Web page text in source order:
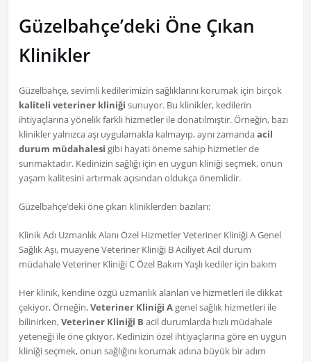
Güzelbahçe’deki Öne Çıkan
Klinikler
Güzelbahçe, sevimli kedilerimizin sağlıklarını korumak için birçok
kaliteli veteriner kliniği sunuyor. Bu klinikler, kedilerin
ihtiyaçlarına yönelik farklı hizmetler ile donatılmıştır. Örneğin, bazı
klinikler yalnızca aşı uygulamakla kalmayıp, aynı zamandaacil
durum müdahalesi gibi hayati öneme sahip hizmetler de
sunmaktadır. Kedinizin sağlığı için en uygun kliniği seçmek, onun
yaşam kalitesini artırmak açısından oldukça önemlidir.
Güzelbahçe’deki öne çıkan kliniklerden bazıları:
Klinik Adı Uzmanlık Alanı Özel Hizmetler Veteriner Kliniği A Genel
Sağlık Aşı, muayene Veteriner Kliniği B Aciliyet Acil durum
müdahale Veteriner Kliniği C Özel Bakım Yaşlı kediler için bakım
Her klinik, kendine özgü uzmanlık alanları ve hizmetleri ile dikkat
çekiyor. Örneğin,Veteriner Kliniği Agenel sağlık hizmetleri ile
bilinirken,Veteriner Kliniği B acil durumlarda hızlı müdahale
yeteneği ile öne çıkıyor. Kedinizin özel ihtiyaçlarına göre en uygun
kliniği seçmek, onun sağlığını korumak adına büyük bir adım